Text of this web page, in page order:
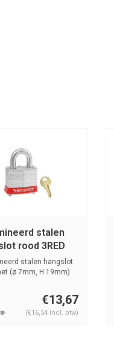
stalen
rood 3RED
stalen hangslot
(ø 7mm, H 19mm)
€13,67
(€16,54 Incl. btw)